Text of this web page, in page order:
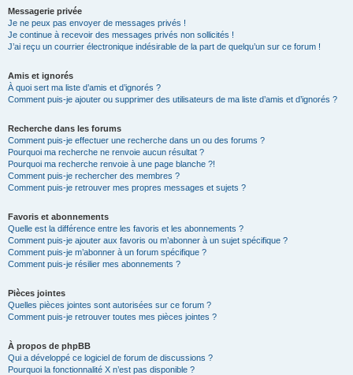
Messagerie privée
Je ne peux pas envoyer de messages privés !
Je continue à recevoir des messages privés non sollicités !
J’ai reçu un courrier électronique indésirable de la part de quelqu’un sur ce forum !
Amis et ignorés
À quoi sert ma liste d’amis et d’ignorés ?
Comment puis-je ajouter ou supprimer des utilisateurs de ma liste d’amis et d’ignorés ?
Recherche dans les forums
Comment puis-je effectuer une recherche dans un ou des forums ?
Pourquoi ma recherche ne renvoie aucun résultat ?
Pourquoi ma recherche renvoie à une page blanche ?!
Comment puis-je rechercher des membres ?
Comment puis-je retrouver mes propres messages et sujets ?
Favoris et abonnements
Quelle est la différence entre les favoris et les abonnements ?
Comment puis-je ajouter aux favoris ou m’abonner à un sujet spécifique ?
Comment puis-je m’abonner à un forum spécifique ?
Comment puis-je résilier mes abonnements ?
Pièces jointes
Quelles pièces jointes sont autorisées sur ce forum ?
Comment puis-je retrouver toutes mes pièces jointes ?
À propos de phpBB
Qui a développé ce logiciel de forum de discussions ?
Pourquoi la fonctionnalité X n’est pas disponible ?